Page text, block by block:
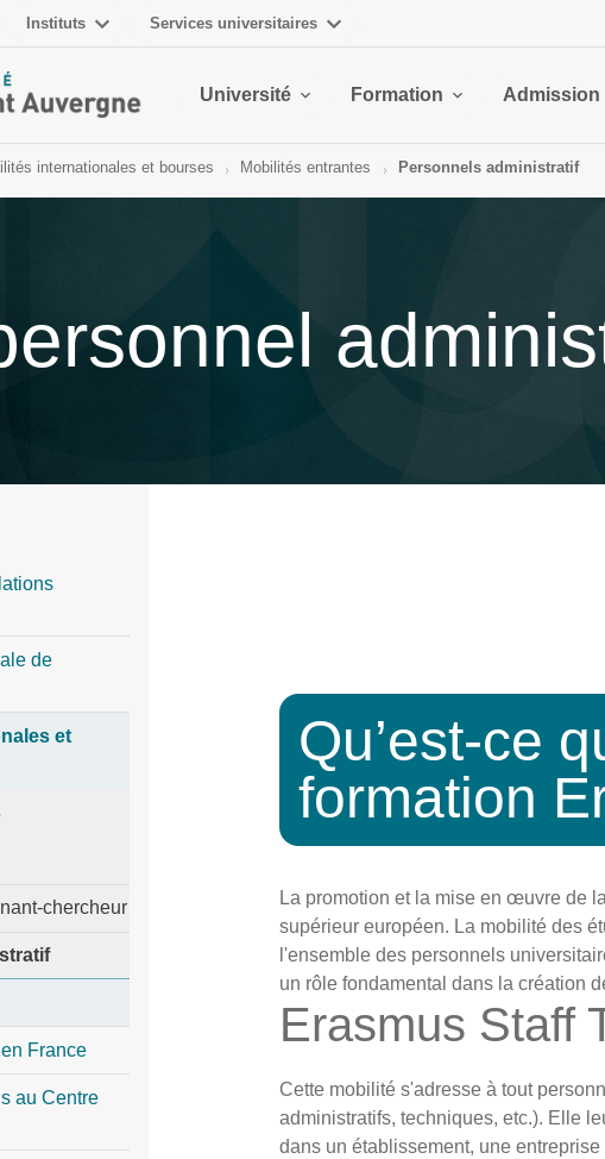
Instituts Services universitaires
Université Formation Admission
internationales et bourses Mobilités entrantes Personnels administratif
Qu’est-ce
formation
La promotion et la mise en œuvre de
supérieur européen. La mobilité des
l'ensemble des personnels
un rôle fondamental dans la création
Erasmus Staff
Cette mobilité s'adresse à tout
administratifs, techniques, etc.). Elle
dans un établissement, une
de
et
chercheur
France
au Centre